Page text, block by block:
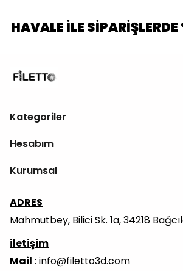
HAVALE İLE
Kategoriler
Hesabım
Kurumsal
ADRES
Mahmutbey, Bilici Sk. 1a, 34218
iletişim
Mail : info@filetto3d.com